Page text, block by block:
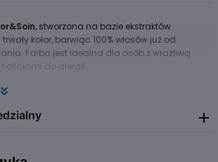
, stworzona na bazie ekstraktów
kolor, barwiąc 100% włosów już od
Farba jest idealna dla osób z wrażliwą
do alergii.